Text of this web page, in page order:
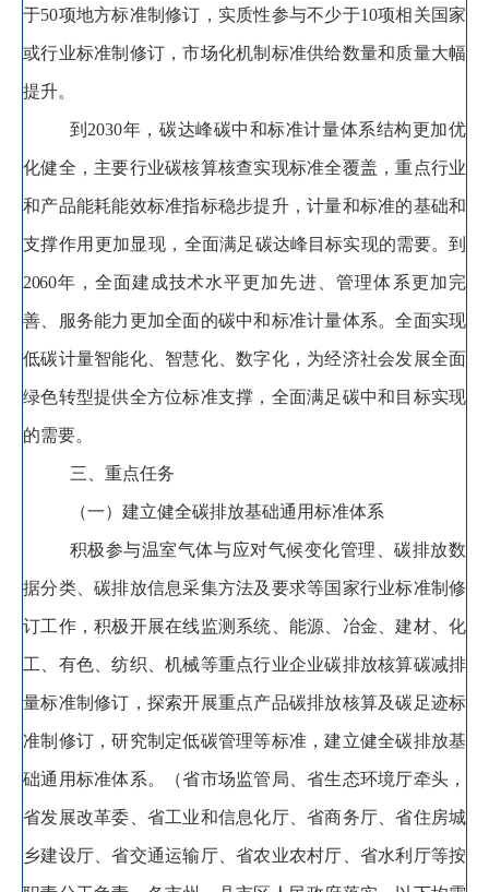
于50项地方标准制修订 ， 实质性参与不少于10项相关国家
或行业标准制修订 ，市场化机制标准供给数量和质量大幅
提升。
到 2030年 ， 碳达峰碳中和标准计量体系结构更加优
化健全，主要行业碳核算核查实现标准全覆盖 ，重点行业
和产品能耗能效标准指标稳步提升，计量和标准的基础和
支撑作用更加显现 ， 全面满足碳达峰目标实现的需要。到
2060年 ， 全面建成技术水平更加先进、管理体系更加完
善、服务能力更加全面的碳中和标准计量体系。全面实现
低碳计量智能化、智慧化、数字化，为经济社会发展全面
绿色转型提供全方位标准支撑 ， 全面满足碳中和目标实现
的需要。
三、重点任务
（一）建立健全碳排放基础通用标准体系
积极参与温室气体与应对气候变化管理、碳排放数
据分类、碳排放信息采集方法及要求等国家行业标准制修
订工作， 积极开展在线监测系统、能源、冶金、建材、化
工、有色、纺织、机械等重点行业企业碳排放核算碳减排
量标准制修订，探索开展重点产品碳排放核算及碳足迹标
准制修订 ，研究制定低碳管理等标准，建立健全碳排放基
础通用标准体系。 （省市场监管局、省生态环境厅牵头 ，
省发展改革委、省工业和信息化厅、省商务厅、省住房城
乡建设厅、省交通运输厅、省农业农村厅、省水利厅等按